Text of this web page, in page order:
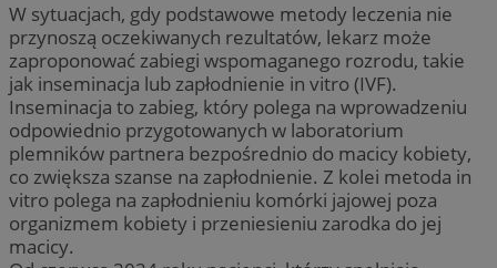
W sytuacjach, gdy podstawowe metody leczenia nie
przynoszą oczekiwanych rezultatów, lekarz może
zaproponować zabiegi wspomaganego rozrodu, takie
jak inseminacja lub zapłodnienie in vitro (IVF).
Inseminacja to zabieg, który polega na wprowadzeniu
odpowiednio przygotowanych w laboratorium
plemników partnera bezpośrednio do macicy kobiety,
co zwiększa szanse na zapłodnienie. Z kolei metoda in
vitro polega na zapłodnieniu komórki jajowej poza
organizmem kobiety i przeniesieniu zarodka do jej
macicy.